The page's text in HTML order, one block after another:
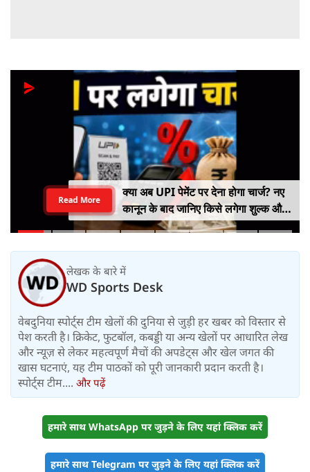
क्या अब UPI पेमेंट पर देना होगा चार्ज? नए
कानून के बाद जानिए किसे लगेगा शुल्क और
किसे नहीं
Read More
लेखक के बारे में
WD Sports Desk
वेबदुनिया स्पोर्ट्स टीम खेलों की दुनिया से जुड़ी हर खबर को विस्तार से
पेश करती है। क्रिकेट, फुटबॉल, कबड्डी या अन्य खेलों पर आधारित लेख
और न्यूज़ से लेकर महत्वपूर्ण मैचों की अपडेट्स और खेल जगत की
खास घटनाएं, यह टीम पाठकों को पूरी जानकारी प्रदान करती है।
स्पोर्ट्स टीम.... और पढ़ें
हमारे साथ WhatsApp पर जुड़ने के लिए यहां क्लिक करें
हमारे साथ Telegram पर जुड़ने के लिए यहां क्लिक करें